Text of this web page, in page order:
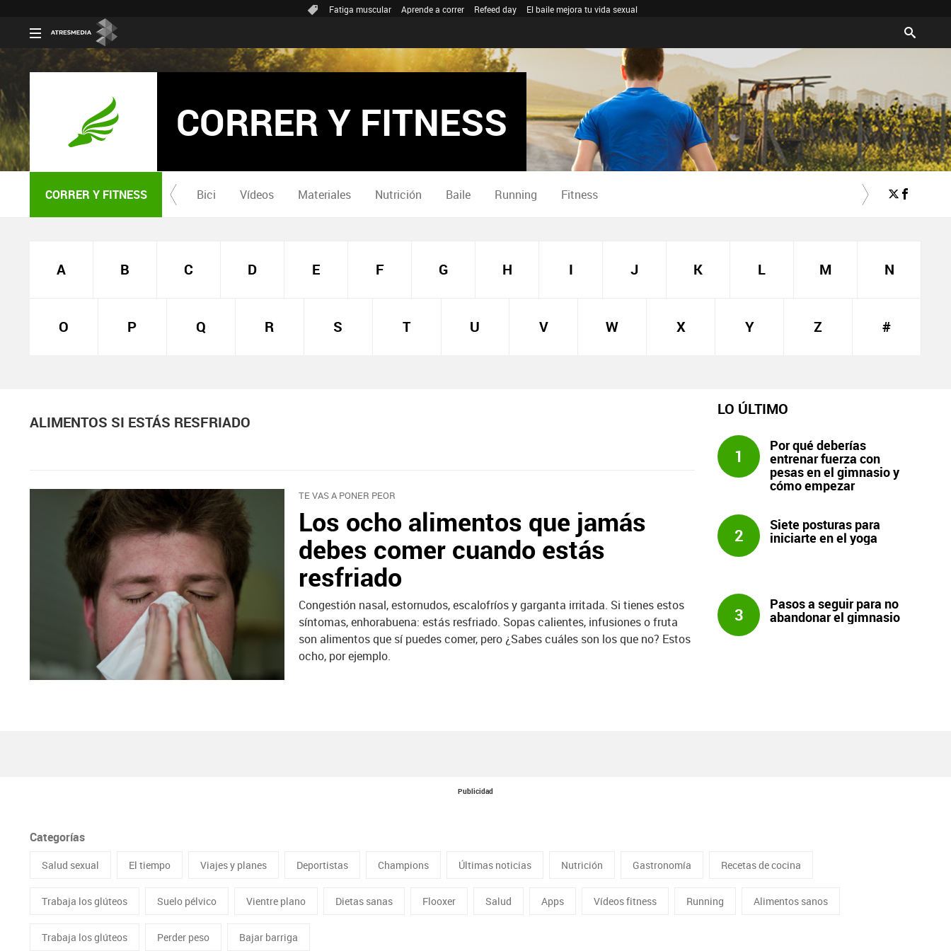
Fatiga muscular Aprende a correr Refeed day El baile mejora tu vida sexual
CORRER Y FITNESS
CORRER Y FITNESS Bici Vídeos Materiales Nutrición Baile Running Fitness
A B C D E F G H I J K L M N
O P Q R S T U V W X Y Z #
ALIMENTOS SI ESTÁS RESFRIADO
TE VAS A PONER PEOR
Los ocho alimentos que jamás
debes comer cuando estás
resfriado
Congestión nasal, estornudos, escalofríos y garganta irritada. Si tienes estos
síntomas, enhorabuena: estás resfriado. Sopas calientes, infusiones o fruta
son alimentos que sí puedes comer, pero ¿Sabes cuáles son los que no? Estos
ocho, por ejemplo.
LO ÚLTIMO
1
Por qué deberías
entrenar fuerza con
pesas en el gimnasio y
cómo empezar
2
Siete posturas para
iniciarte en el yoga
3
Pasos a seguir para no
abandonar el gimnasio
Publicidad
Categorías
Salud sexual El tiempo Viajes y planes Deportistas Champions Últimas noticias Nutrición Gastronomía Recetas de cocina
Trabaja los glúteos Suelo pélvico Vientre plano Dietas sanas Flooxer Salud Apps Vídeos fitness Running Alimentos sanos
Trabaja los glúteos Perder peso Bajar barriga